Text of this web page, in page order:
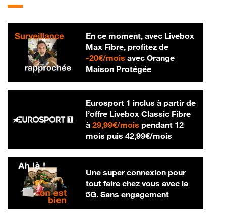
En ce moment, avec Livebox
Max Fibre, profitez de
-20€/mois20 € par mois
avec Orange
Maison Protégée
Eurosport 1 inclus à partir de
l’offre Livebox Classic Fibre
à 29,99€/mois29,99 € par mois
pendant 12
mois puis 42,99€/mois42,99 € par
Une super connexion pour
tout faire chez vous avec la
5G. Sans engagement